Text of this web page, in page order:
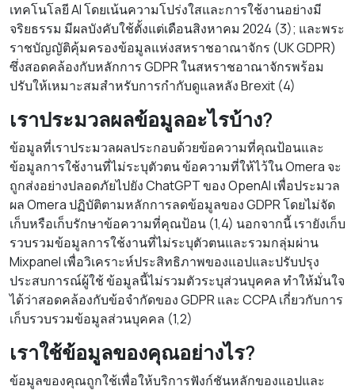
เทคโนโลยี AI โดยเน้นความโปร่งใสและการใช้งานอย่างมี
จริยธรรม มีผลบังคับใช้ตั้งแต่เดือนสิงหาคม 2024 (3); และพระ
ราชบัญญัติคุ้มครองข้อมูลแห่งสหราชอาณาจักร (UK GDPR)
ซึ่งสอดคล้องกับหลักการ GDPR ในสหราชอาณาจักรพร้อม
ปรับให้เหมาะสมสำหรับการกำกับดูแลหลัง Brexit (4)
เราประมวลผลข้อมูลอะไรบ้าง?
ข้อมูลที่เราประมวลผลประกอบด้วยข้อความที่คุณป้อนและ
ข้อมูลการใช้งานที่ไม่ระบุตัวตน ข้อความที่ให้ไว้ใน Omera จะ
ถูกส่งอย่างปลอดภัยไปยัง ChatGPT ของ OpenAI เพื่อประมวล
ผล Omera ปฏิบัติตามหลักการลดข้อมูลของ GDPR โดยไม่จัด
เก็บหรือเก็บรักษาข้อความที่คุณป้อน (1,4) นอกจากนี้ เรายังเก็บ
รวบรวมข้อมูลการใช้งานที่ไม่ระบุตัวตนและรวมกลุ่มผ่าน
Mixpanel เพื่อวิเคราะห์ประสิทธิภาพของแอปและปรับปรุง
ประสบการณ์ผู้ใช้ ข้อมูลนี้ไม่รวมตัวระบุส่วนบุคคล ทำให้มั่นใจ
ได้ว่าสอดคล้องกับข้อจำกัดของ GDPR และ CCPA เกี่ยวกับการ
เก็บรวบรวมข้อมูลส่วนบุคคล (1,2)
เราใช้ข้อมูลของคุณอย่างไร?
ข้อมูลของคุณถูกใช้เพื่อให้บริการฟังก์ชันหลักของแอปและ